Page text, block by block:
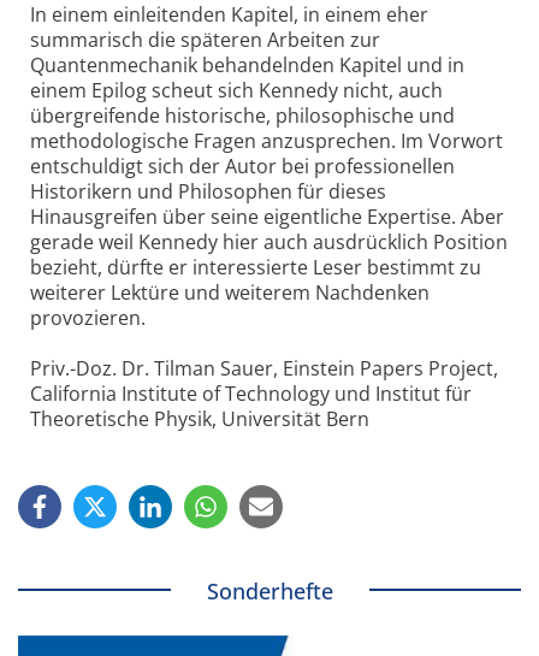
In einem einleitenden Kapitel, in einem eher
summarisch die späteren Arbeiten zur
Quantenmechanik behandelnden Kapitel und in
einem Epilog scheut sich Kennedy nicht, auch
übergreifende historische, philosophische und
methodologische Fragen anzusprechen. Im Vorwort
entschuldigt sich der Autor bei professionellen
Historikern und Philosophen für dieses
Hinausgreifen über seine eigentliche Expertise. Aber
gerade weil Kennedy hier auch ausdrücklich Position
bezieht, dürfte er interessierte Leser bestimmt zu
weiterer Lektüre und weiterem Nachdenken
provozieren.
Priv.-Doz. Dr. Tilman Sauer, Einstein Papers Project,
California Institute of Technology und Institut für
Theoretische Physik, Universität Bern
Sonderhefte